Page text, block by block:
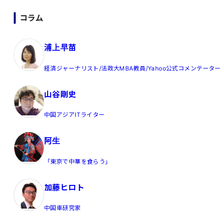
コラム
浦上早苗
経済ジャーナリスト/法政大MBA教員/Yahoo公式コメンテータ
山谷剛史
中国アジアITライター
阿生
「東京で中華を食らう」
加藤ヒロト
中国車研究家